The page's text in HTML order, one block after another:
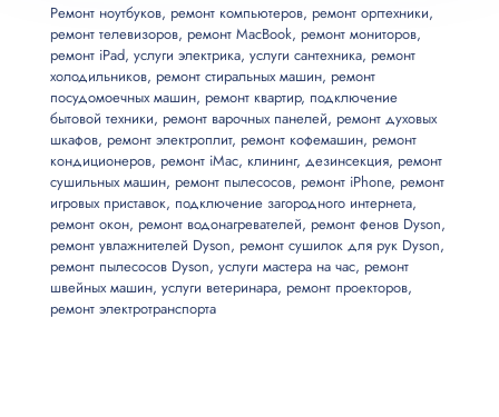
Ребболинг чипа от 1400 ₽
Прошивка ПО от 1700 ₽
Замена термопасты от 1000 ₽
Чистка от 800 ₽
Замена считывающей головки от 1200 ₽
Мастер приезжает в удобное клиенту время
Длительная гарантия на услуги
Все запчасти и материалы в наличии
Возможны скидки до 20%
Ремонт ноутбуков, ремонт компьютеров, ремонт оргтехники,
ремонт телевизоров, ремонт MacBook, ремонт мониторов,
ремонт iPad, услуги электрика, услуги сантехника, ремонт
холодильников, ремонт стиральных машин, ремонт
посудомоечных машин, ремонт квартир, подключение
бытовой техники, ремонт варочных панелей, ремонт духовых
шкафов, ремонт электроплит, ремонт кофемашин, ремонт
кондиционеров, ремонт iMac, клининг, дезинсекция, ремонт
сушильных машин, ремонт пылесосов, ремонт iPhone, ремонт
игровых приставок, подключение загородного интернета,
ремонт окон, ремонт водонагревателей, ремонт фенов Dyson,
ремонт увлажнителей Dyson, ремонт сушилок для рук Dyson,
ремонт пылесосов Dyson, услуги мастера на час, ремонт
швейных машин, услуги ветеринара, ремонт проекторов,
ремонт электротранспорта